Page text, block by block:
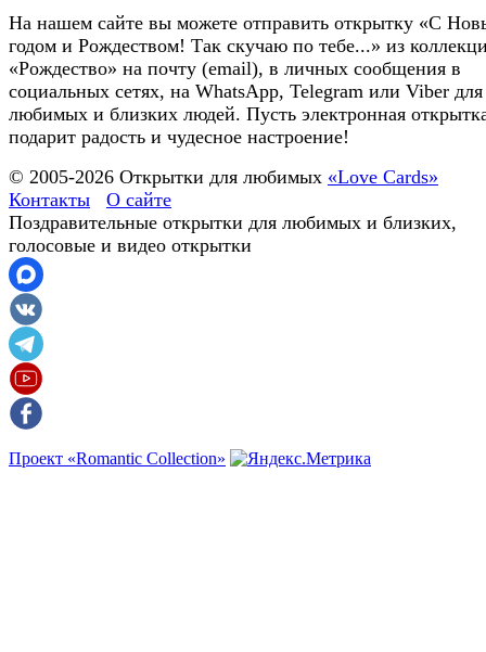
На нашем сайте вы можете отправить открытку «С
годом и Рождеством! Так скучаю по тебе...» из
«Рождество» на почту (email), в личных сообщения в
социальных сетях, на WhatsApp, Telegram или Viber для
любимых и близких людей. Пусть электронная
подарит радость и чудесное настроение!
© 2005-2026 Открытки для любимых «Love Cards»
Контакты
О сайте
Поздравительные открытки для любимых и близких,
голосовые и видео открытки
Проект «Romantic Collection»